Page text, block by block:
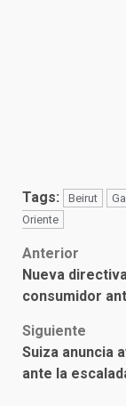
Tags: Beirut
Oriente
Post
Anterior
Nueva
consumidor
Siguiente
Suiza anuncia
ante la